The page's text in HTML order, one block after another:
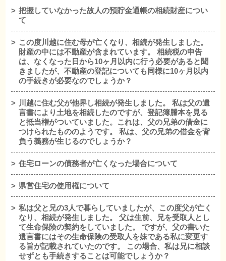
把握していなかった故人の預貯金通帳の相続財産につい
て
この度川越に住む母が亡くなり、相続が発生しました。
財産の中には不動産が含まれています。 相続税の申告
は、なくなった日から10ヶ月以内に行う必要があると聞
きましたが、不動産の登記についても同様に10ヶ月以内
の手続きが必要なのでしょうか？
川越に住む父が他界し相続が発生しました。 私は父の遺
言書により土地を相続したのですが、登記簿謄本を見る
と抵当権がついていました。これは、父の兄弟の借金に
つけられたもののようです。 私は、父の兄弟の借金を背
負う義務が生じるのでしょうか？
住宅ローンの債務者が亡くなった場合について
県営住宅の使用権について
私は父と兄の3人で暮らしていましたが、この度父が亡く
なり、相続が発生しました。 父は生前、兄を受取人とし
て生命保険の契約をしていました。 ですが、父の書いた
遺言書にはその生命保険の受取人を妹である私に変更す
る旨が記載されていたのです。 この場合、私は兄に相談
せずとも手続きすることは可能でしょうか？